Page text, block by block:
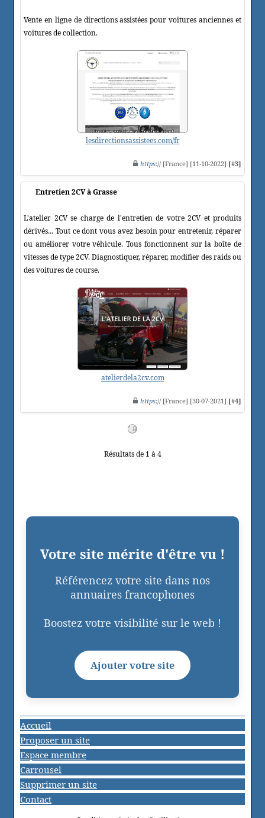
Vente en ligne de directions assistées pour voitures anciennes et
voitures de collection.
lesdirectionsassistees.com/fr
https:// [France] [11-10-2022] [#3]
Entretien 2CV à Grasse
L'atelier 2CV se charge de l'entretien de votre 2CV et produits
dérivés... Tout ce dont vous avez besoin pour entretenir, réparer
ou améliorer votre véhicule. Tous fonctionnent sur la boîte de
vitesses de type 2CV. Diagnostiquer, réparer, modifier des raids ou
des voitures de course.
atelierdela2cv.com
https:// [France] [30-07-2021] [#4]
Résultats de 1 à 4
Votre site mérite d'être vu !
Référencez votre site dans nos
annuaires francophones
Boostez votre visibilité sur le web !
Ajouter votre site
Accueil
Proposer un site
Espace membre
Carrousel
Supprimer un site
Contact